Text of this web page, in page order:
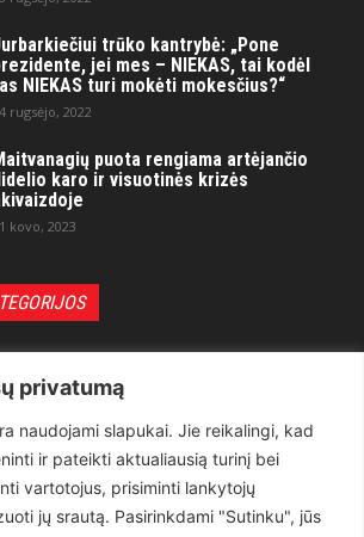
privatumą
naudojami slapukai. Jie reikalingi, kad
ir pateikti aktualiausią turinį bei
vartotojus, prisiminti lankytojų
jų srautą. Pasirinkdami "Sutinku", jūs
trūko kantrybė: „Pone
jei mes – NIEKAS, tai kodėl
NIEKAS turi mokėti mokesčius?“
rugsėjo, 2022
puota rengiama artėjančio
karo ir visuotinės krizės
kovo, 2023
1497
619